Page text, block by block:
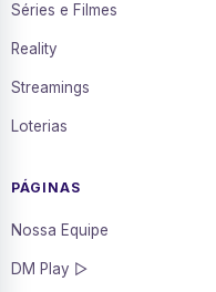
Séries e Filmes
Reality
Streamings
Loterias
PÁGINAS
Nossa Equipe
DM Play ▷